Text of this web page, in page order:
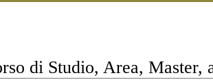
di Studio, Area, Master,